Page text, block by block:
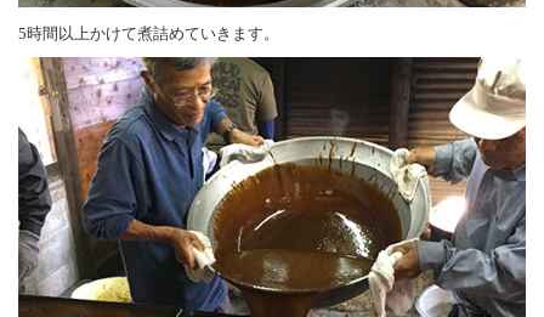
5時間以上かけて煮詰めていきます。